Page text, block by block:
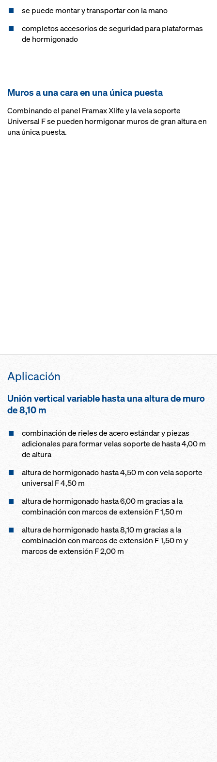
se puede montar y transportar con la mano
completos accesorios de seguridad para plataformas
de hormigonado
Muros a una cara en una única puesta
Combinando el panel Framax Xlife y la vela soporte
Universal F se pueden hormigonar muros de gran altura en
una única puesta.
Aplicación
Unión vertical variable hasta una altura de muro
de 8,10 m
combinación de rieles de acero estándar y piezas
adicionales para formar velas soporte de hasta 4,00 m
de altura
altura de hormigonado hasta 4,50 m con vela soporte
universal F 4,50 m
altura de hormigonado hasta 6,00 m gracias a la
combinación con marcos de extensión F 1,50 m
altura de hormigonado hasta 8,10 m gracias a la
combinación con marcos de extensión F 1,50 m y
marcos de extensión F 2,00 m